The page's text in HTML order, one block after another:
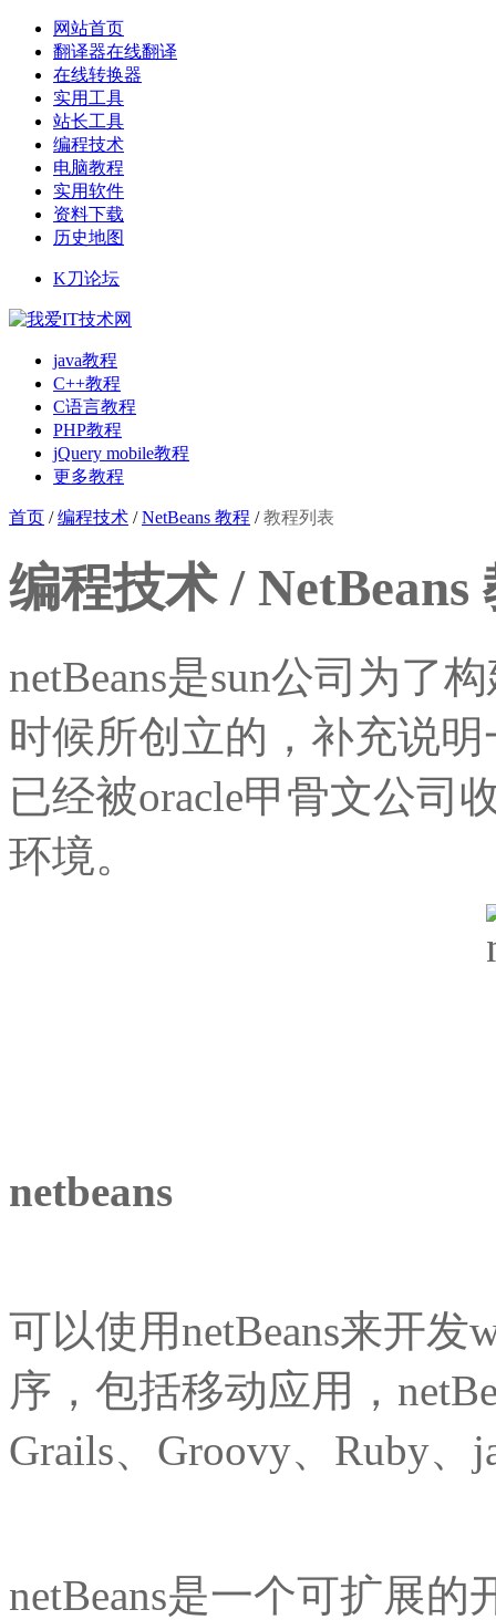
网站首页
翻译器在线翻译
在线转换器
实用工具
站长工具
编程技术
电脑教程
实用软件
资料下载
历史地图
K刀论坛
java教程
C++教程
C语言教程
PHP教程
jQuery mobile教程
更多教程
首页 /编程技术 /NetBeans 教程 /教程列表
编程技术 / NetBeans
netBeans是sun公司为了
时候所创立的，补充说
已经被oracle甲骨文公司
环境。
netbeans
可以使用netBeans来开
序，包括移动应用，
Grails、Groovy、Ruby、
netBeans是一个可扩展